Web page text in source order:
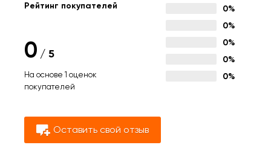
Рейтинг покупателей
0 / 5
На основе 1 оценок
покупателей
0%
0%
0%
0%
0%
Оставить свой отзыв